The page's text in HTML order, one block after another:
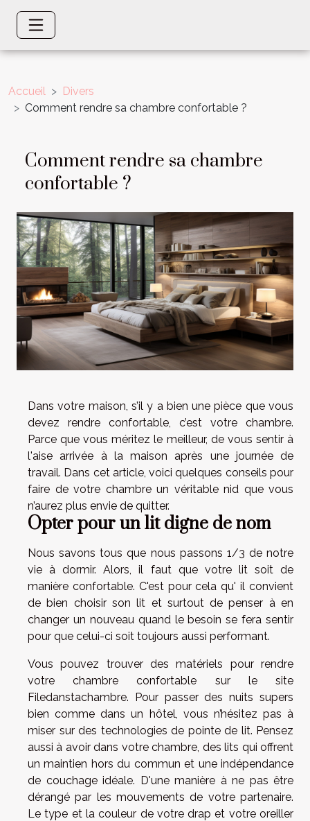
Accueil
Divers
Comment rendre sa chambre confortable ?
Comment rendre sa chambre
confortable ?
Dans votre maison, s’il y a bien une pièce que vous
devez rendre confortable, c’est votre chambre.
Parce que vous méritez le meilleur, de vous sentir à
l'aise arrivée à la maison après une journée de
travail. Dans cet article, voici quelques conseils pour
faire de votre chambre un véritable nid que vous
n’aurez plus envie de quitter.
Opter pour un lit digne de nom
Nous savons tous que nous passons 1/3 de notre
vie à dormir. Alors, il faut que votre lit soit de
manière confortable. C'est pour cela qu' il convient
de bien choisir son lit et surtout de penser à en
changer un nouveau quand le besoin se fera sentir
pour que celui-ci soit toujours aussi performant.
Vous pouvez trouver des matériels pour rendre
votre chambre confortable sur le site
Filedanstachambre. Pour passer des nuits supers
bien comme dans un hôtel, vous n’hésitez pas à
miser sur des technologies de pointe de lit. Pensez
aussi à avoir dans votre chambre, des lits qui offrent
un maintien hors du commun et une indépendance
de couchage idéale. D'une manière à ne pas être
dérangé par les mouvements de votre partenaire.
Le type et la couleur de votre drap et votre oreiller